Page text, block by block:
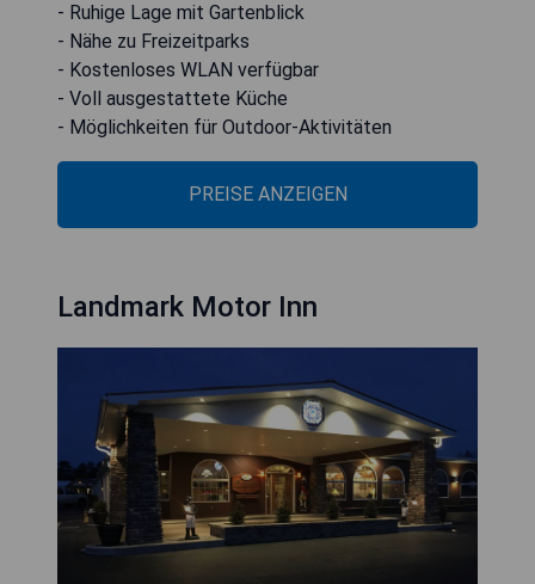
- Ruhige Lage mit Gartenblick
- Nähe zu Freizeitparks
- Kostenloses WLAN verfügbar
- Voll ausgestattete Küche
- Möglichkeiten für Outdoor-Aktivitäten
PREISE ANZEIGEN
Landmark Motor Inn